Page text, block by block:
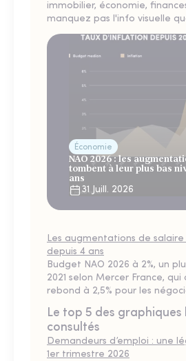
immobilier, économie,
manquez pas l'info visuelle
Économie
NAO 2026 : les
tombent à leur plus bas
ans
31 Juill. 2026
Les augmentations de salaire
depuis 4 ans
Budget NAO 2026 à 2%, un
2021 selon Mercer France, qui
rebond à 2,5% pour les
Le top 5 des graphiques
consultés
Demandeurs d’emploi : une
1er trimestre 2026